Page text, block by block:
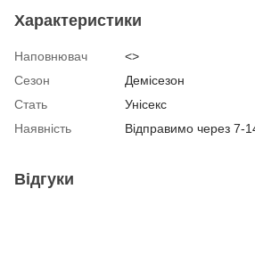
Характеристики
Наповнювач
<>
Сезон
Демісезон
Стать
Унісекс
Наявність
Відправимо через 7-
Відгуки